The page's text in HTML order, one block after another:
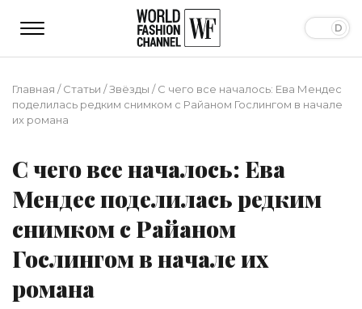
Главная /Статьи /Звёзды /С чего все началось: Ева Мендес
поделилась редким снимком с Райаном Гослингом в начале
их романа
С чего все началось: Ева
Мендес поделилась редким
снимком с Райаном
Гослингом в начале их
романа